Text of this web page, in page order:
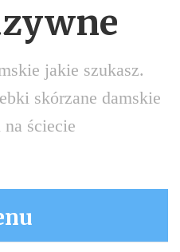
jakie szukasz.
skórzane damskie
ściecie